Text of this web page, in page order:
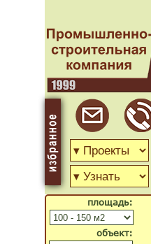
объект:
площадь: